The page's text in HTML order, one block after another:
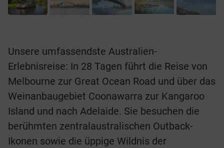
Unsere umfassendste Australien-
Erlebnisreise: In 28 Tagen führt die Reise von
Melbourne zur Great Ocean Road und über das
Weinanbaugebiet Coonawarra zur Kangaroo
Island und nach Adelaide. Sie besuchen die
berühmten zentralaustralischen Outback-
Ikonen sowie die üppige Wildnis der